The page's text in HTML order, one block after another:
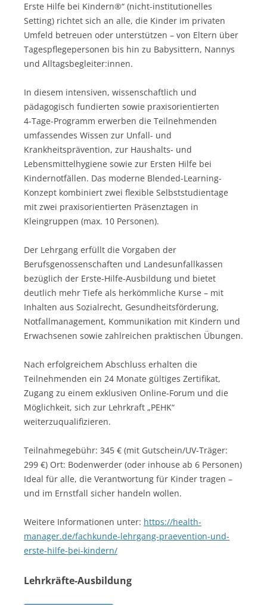
Erste Hilfe bei Kindern®“ (nicht-institutionelles
Setting) richtet sich an alle, die Kinder im privaten
Umfeld betreuen oder unterstützen – von Eltern über
Tagespflegepersonen bis hin zu Babysittern, Nannys
und Alltagsbegleiter:innen.
In diesem intensiven, wissenschaftlich und
pädagogisch fundierten sowie praxisorientierten
4‑Tage-Programm erwerben die Teilnehmenden
umfassendes Wissen zur Unfall- und
Krankheitsprävention, zur Haushalts- und
Lebensmittelhygiene sowie zur Ersten Hilfe bei
Kindernotfällen. Das moderne Blended-Learning-
Konzept kombiniert zwei flexible Selbststudientage
mit zwei praxisorientierten Präsenztagen in
Kleingruppen (max. 10 Personen).
Der Lehrgang erfüllt die Vorgaben der
Berufsgenossenschaften und Landesunfallkassen
bezüglich der Erste-Hilfe-Ausbildung und bietet
deutlich mehr Tiefe als herkömmliche Kurse – mit
Inhalten aus Sozialrecht, Gesundheitsförderung,
Notfallmanagement, Kommunikation mit Kindern und
Erwachsenen sowie zahlreichen praktischen Übungen.
Nach erfolgreichem Abschluss erhalten die
Teilnehmenden ein 24 Monate gültiges Zertifikat,
Zugang zu einem exklusiven Online-Forum und die
Möglichkeit, sich zur Lehrkraft „PEHK“
weiterzuqualifizieren.
Teilnahmegebühr: 345 € (mit Gutschein/UV-Träger:
299 €) Ort: Bodenwerder (oder inhouse ab 6 Personen)
Ideal für alle, die Verantwortung für Kinder tragen –
und im Ernstfall sicher handeln wollen.
Weitere Informationen unter: https://health-
manager.de/fachkunde-lehrgang-praevention-und-
erste-hilfe-bei-kindern/
Lehrkräfte-Ausbildung